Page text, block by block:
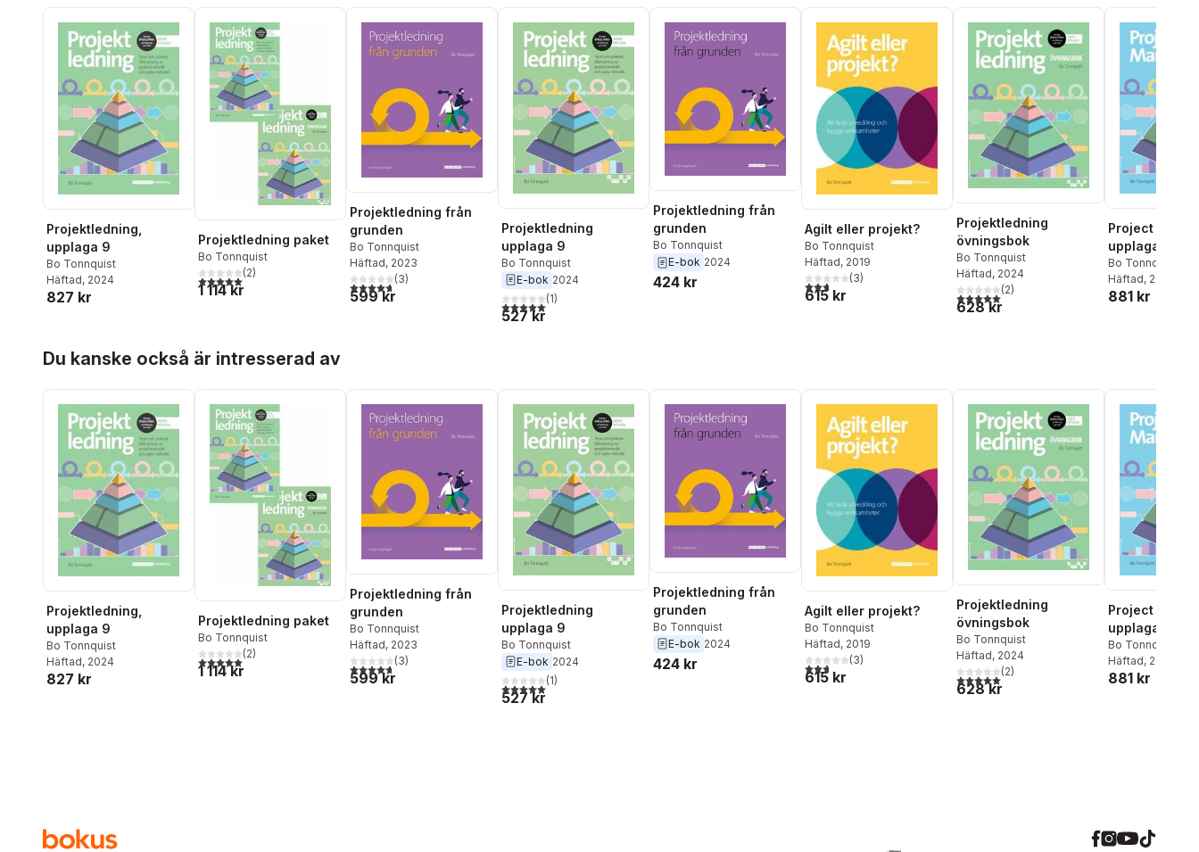
Projektledning,
upplaga 9
Bo Tonnquist
Häftad, 2024
827 kr
Projektledning paket
Bo Tonnquist
5,0utav 5 stjärnor. Totalt antal röster:
(2)
1 114 kr
Projektledning från
grunden
Bo Tonnquist
Häftad, 2023
4,7utav 5 stjärnor. Totalt antal röster:
(3)
599 kr
Projektledning
upplaga 9
Bo Tonnquist
E-bok 2024
5,0utav 5 stjärnor. Totalt antal röster:
(1)
527 kr
Projektledning från
grunden
Bo Tonnquist
E-bok 2024
424 kr
Agilt eller projekt?
Bo Tonnquist
Häftad, 2019
2,7utav 5 stjärnor. Totalt antal röster:
(3)
615 kr
Projektledning
övningsbok
Bo Tonnquist
Häftad, 2024
5,0utav 5 stjärnor. Totalt antal röster:
(2)
628 kr
Project
upplaga 6
Bo Tonnquist
Häftad, 2024
881 kr
Du kanske också är intresserad av
Projektledning,
upplaga 9
Bo Tonnquist
Häftad, 2024
827 kr
Projektledning paket
Bo Tonnquist
5,0utav 5 stjärnor. Totalt antal röster:
(2)
1 114 kr
Projektledning från
grunden
Bo Tonnquist
Häftad, 2023
4,7utav 5 stjärnor. Totalt antal röster:
(3)
599 kr
Projektledning
upplaga 9
Bo Tonnquist
E-bok 2024
5,0utav 5 stjärnor. Totalt antal röster:
(1)
527 kr
Projektledning från
grunden
Bo Tonnquist
E-bok 2024
424 kr
Agilt eller projekt?
Bo Tonnquist
Häftad, 2019
2,7utav 5 stjärnor. Totalt antal röster:
(3)
615 kr
Projektledning
övningsbok
Bo Tonnquist
Häftad, 2024
5,0utav 5 stjärnor. Totalt antal röster:
(2)
628 kr
Project
upplaga 6
Bo Tonnquist
Häftad, 2024
881 kr